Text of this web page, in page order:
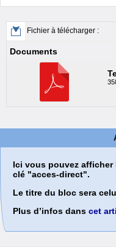
Fichier à télécharger :
Documents
Ici vous pouvez afficher
clé "acces-direct".
Le titre du bloc sera
Plus d’infos dans cet